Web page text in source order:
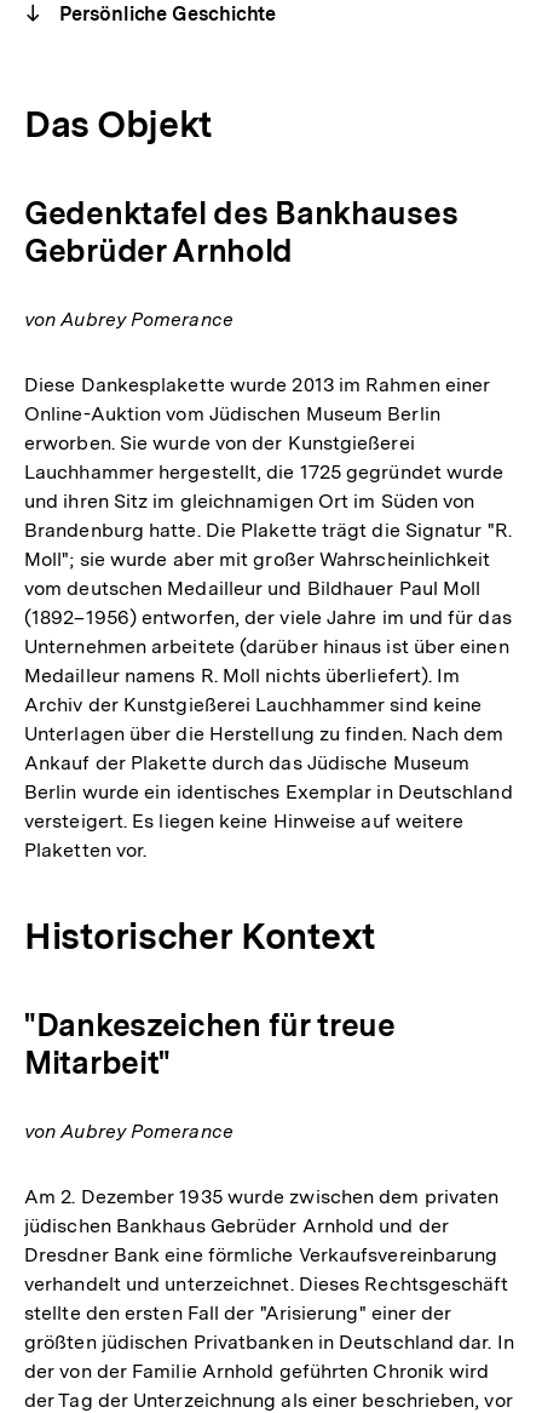
Persönliche Geschichte
Das Objekt
Gedenktafel des Bankhauses
Gebrüder Arnhold
von Aubrey Pomerance
Diese Dankesplakette wurde 2013 im Rahmen einer
Online-Auktion vom Jüdischen Museum Berlin
erworben. Sie wurde von der Kunstgießerei
Lauchhammer hergestellt, die 1725 gegründet wurde
und ihren Sitz im gleichnamigen Ort im Süden von
Brandenburg hatte. Die Plakette trägt die Signatur "R.
Moll"; sie wurde aber mit großer Wahrscheinlichkeit
vom deutschen Medailleur und Bildhauer Paul Moll
(1892–1956) entworfen, der viele Jahre im und für das
Unternehmen arbeitete (darüber hinaus ist über einen
Medailleur namens R. Moll nichts überliefert). Im
Archiv der Kunstgießerei Lauchhammer sind keine
Unterlagen über die Herstellung zu finden. Nach dem
Ankauf der Plakette durch das Jüdische Museum
Berlin wurde ein identisches Exemplar in Deutschland
versteigert. Es liegen keine Hinweise auf weitere
Plaketten vor.
Historischer Kontext
"Dankeszeichen für treue
Mitarbeit"
von Aubrey Pomerance
Am 2. Dezember 1935 wurde zwischen dem privaten
jüdischen Bankhaus Gebrüder Arnhold und der
Dresdner Bank eine förmliche Verkaufsvereinbarung
verhandelt und unterzeichnet. Dieses Rechtsgeschäft
stellte den ersten Fall der "Arisierung" einer der
größten jüdischen Privatbanken in Deutschland dar. In
der von der Familie Arnhold geführten Chronik wird
der Tag der Unterzeichnung als einer beschrieben, vor